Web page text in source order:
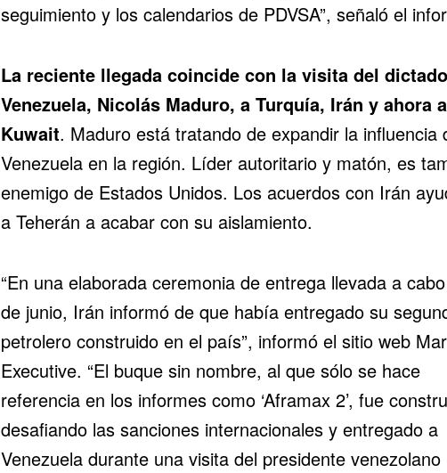
seguimiento y los calendarios de PDVSA”, señaló el
La reciente llegada coincide con la visita del
Venezuela, Nicolás Maduro, a Turquía, Irán y ahora a
Kuwait. Maduro está tratando de expandir la influencia
Venezuela en la región. Líder autoritario y matón, es
enemigo de Estados Unidos. Los acuerdos con Irán
a Teherán a acabar con su aislamiento.
“En una elaborada ceremonia de entrega llevada a
de junio, Irán informó de que había entregado su
petrolero construido en el país”, informó el sitio web
Executive. “El buque sin nombre, al que sólo se hace
referencia en los informes como ‘Aframax 2’, fue
desafiando las sanciones internacionales y entregado a
Venezuela durante una visita del presidente venezolano